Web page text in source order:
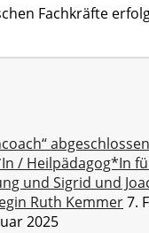
Fachkräfte
abgeschlossen
/ Heilpädagog*In
und Sigrid und
Ruth Kemmer7.
2025